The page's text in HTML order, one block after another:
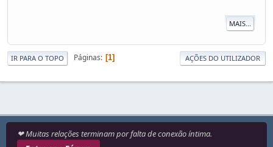
MAIS...
IR PARA O TOPO Páginas 1 AÇÕES DO UTILIZADOR
❤ Muitas relações terminam por falta de conexão íntima.